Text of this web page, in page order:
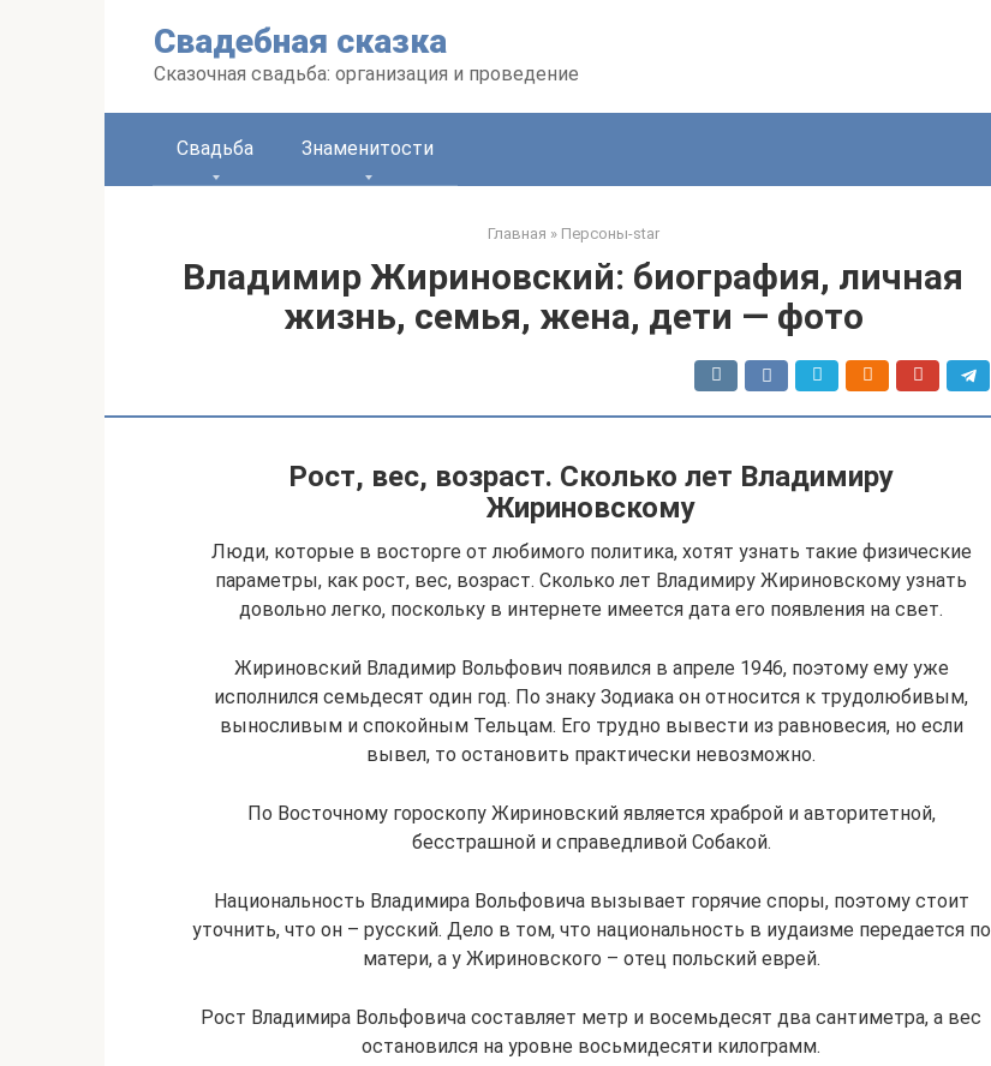
Свадебная сказка
Сказочная свадьба: организация и проведение
Свадьба Знаменитости
Главная » Персоны-star
Владимир Жириновский: биография, личная
жизнь, семья, жена, дети — фото
Рост, вес, возраст. Сколько лет Владимиру
Жириновскому
Люди, которые в восторге от любимого политика, хотят узнать такие физические
параметры, как рост, вес, возраст. Сколько лет Владимиру Жириновскому узнать
довольно легко, поскольку в интернете имеется дата его появления на свет.
Жириновский Владимир Вольфович появился в апреле 1946, поэтому ему уже
исполнился семьдесят один год. По знаку Зодиака он относится к трудолюбивым,
выносливым и спокойным Тельцам. Его трудно вывести из равновесия, но если
вывел, то остановить практически невозможно.
По Восточному гороскопу Жириновский является храброй и авторитетной,
бесстрашной и справедливой Собакой.
Национальность Владимира Вольфовича вызывает горячие споры, поэтому стоит
уточнить, что он – русский. Дело в том, что национальность в иудаизме передается по
матери, а у Жириновского – отец польский еврей.
Рост Владимира Вольфовича составляет метр и восемьдесят два сантиметра, а вес
остановился на уровне восьмидесяти килограмм.